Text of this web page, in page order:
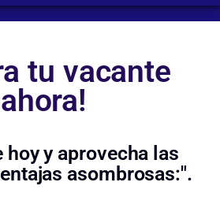
tu vacante
ahora!
hoy y aprovecha las
asombrosas:".